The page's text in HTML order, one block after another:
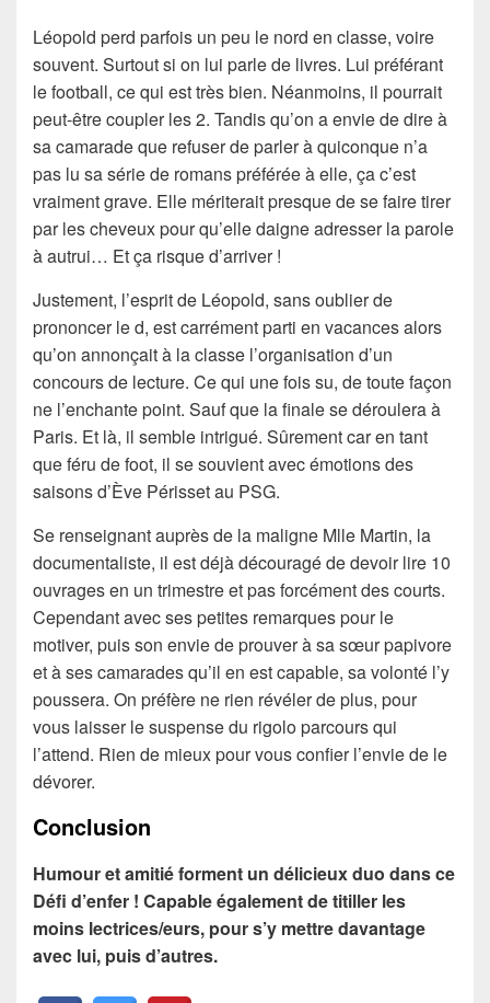
Léopold perd parfois un peu le nord en classe, voire
souvent. Surtout si on lui parle de livres. Lui préférant
le football, ce qui est très bien. Néanmoins, il pourrait
peut-être coupler les 2. Tandis qu’on a envie de dire à
sa camarade que refuser de parler à quiconque n’a
pas lu sa série de romans préférée à elle, ça c’est
vraiment grave. Elle mériterait presque de se faire tirer
par les cheveux pour qu’elle daigne adresser la parole
à autrui… Et ça risque d’arriver !
Justement, l’esprit de Léopold, sans oublier de
prononcer le d, est carrément parti en vacances alors
qu’on annonçait à la classe l’organisation d’un
concours de lecture. Ce qui une fois su, de toute façon
ne l’enchante point. Sauf que la finale se déroulera à
Paris. Et là, il semble intrigué. Sûrement car en tant
que féru de foot, il se souvient avec émotions des
saisons d’Ève Périsset au PSG.
Se renseignant auprès de la maligne Mlle Martin, la
documentaliste, il est déjà découragé de devoir lire 10
ouvrages en un trimestre et pas forcément des courts.
Cependant avec ses petites remarques pour le
motiver, puis son envie de prouver à sa sœur papivore
et à ses camarades qu’il en est capable, sa volonté l’y
poussera. On préfère ne rien révéler de plus, pour
vous laisser le suspense du rigolo parcours qui
l’attend. Rien de mieux pour vous confier l’envie de le
dévorer.
Conclusion
Humour et amitié forment un délicieux duo dans ce
Défi d’enfer ! Capable également de titiller les
moins lectrices/eurs, pour s’y mettre davantage
avec lui, puis d’autres.